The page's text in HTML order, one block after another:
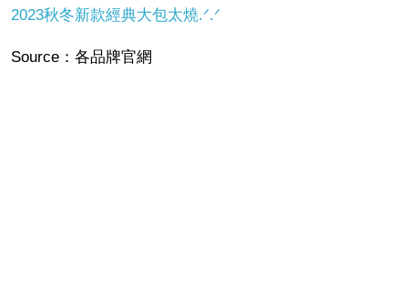
2023秋冬新款經典大包太燒.ᐟ‪.ᐟ
Source ：各品牌官網